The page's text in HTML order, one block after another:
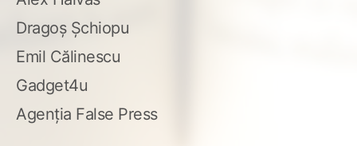
Dragoș Șchiopu
Emil Călinescu
Gadget4u
Agenția False Press